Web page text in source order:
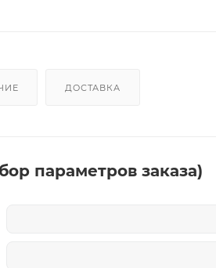
ДОСТАВКА
параметров заказа)